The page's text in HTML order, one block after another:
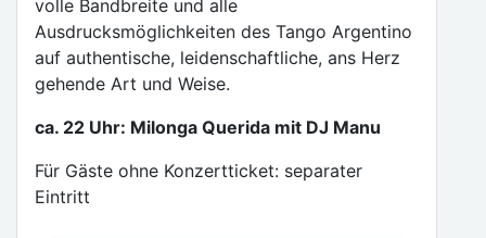
volle Bandbreite und alle
Ausdrucksmöglichkeiten des Tango Argentino
auf authentische, leidenschaftliche, ans Herz
gehende Art und Weise.
ca. 22 Uhr: Milonga Querida mit DJ Manu
Für Gäste ohne Konzertticket: separater
Eintritt